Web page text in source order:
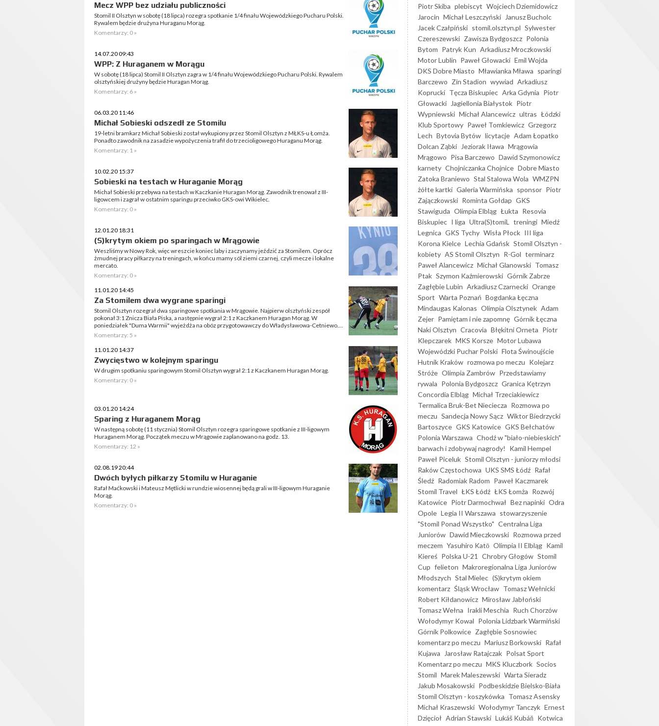
Mecz WPP bez udziału publiczności
Stomil II Olsztyn w sobotę (18 lipca) rozegra spotkanie 1/4 finału Wojewódzkiego Pucharu Polski.
Rywalem będzie drużyna Huraganu Morąg.
Komentarzy: 0 »
14.07.20 09:43
WPP: Z Huraganem w Morągu
W sobotę (18 lipca) Stomil II Olsztyn zagra w 1/4 finału Wojewódzkiego Pucharu Polski. Rywalem
olsztyńskiej drużyny będzie Huragan Morąg.
Komentarzy: 6 »
06.03.20 11:46
Michał Sobieski odszedł ze Stomilu
19-letni bramkarz Michał Sobieski został wykupiony przez Stomil Olsztyn z MŁKS-u Łomża.
Ponadto zawodnik na zasadzie wypożyczenia trafił do trzecioligowego Huraganu Morąg.
Komentarzy: 1 »
10.02.20 15:37
Sobieski na testach w Huraganie Morąg
Michał Sobieski przebywa na testach w Kaczkanie Huragan Morąg. Zawodnik trenował z III-
ligowcem i zagrał w ostatnim sparingu przeciwko GKS-owi Wikielec.
Komentarzy: 0 »
12.01.20 18:31
(S)krytym okiem po sparingach w Mrągowie
Weszliśmy w Nowy Rok, więc wreszcie koniec laby i zaczynamy jeździć za Stomilem. Oprócz
żmudnej pracy piłkarzy na treningach, w końcu mamy sól ziemi czarnej, czyli mecze i lokalne
mercato.
Komentarzy: 0 »
11.01.20 14:45
Za Stomilem dwa wygrane sparingi
Stomil Olsztyn rozegrał dwa sparingowe spotkania w Mrągowie. Najpierw olsztyński zespół
pokonał 3:1 Znicza Biała Piska, a następnie wygrał 2:1 z Kaczkanem Huragan Morąg. W
poniedziałek "Duma Warmii" wyjeżdża na obóz przygotowawczy do Władysławowa-Cetniewo....
Komentarzy: 5 »
11.01.20 14:37
Zwycięstwo w kolejnym sparingu
W drugim spotkaniu sparingowym Stomil Olsztyn wygrał 2:1 z Kaczkanem Huragan Morąg.
Komentarzy: 0 »
03.01.20 14:24
Sparing z Huraganem Morąg
W następną sobotę (11 stycznia) Stomil Olsztyn rozegra sparingowe spotkanie z III-ligowym
Huraganem Morąg. Początek meczu w Mrągowie zaplanowano na godz. 13.
Komentarzy: 12 »
02.08.19 20:44
Dwóch byłych piłkarzy Stomilu w Huraganie
Rafał Maćkowski i Mateusz Mętlicki w rundzie wiosennej będą grali w III-ligowym Huraganie
Morąg.
Komentarzy: 0 »
Piotr Skiba plebiscyt Wojciech Dziemidowicz
Jarocin Michał Leszczyński
Janusz Bucholc
Jacek Czałpiński stomil.olsztyn.pl Sylwester
Czereszewski Zawisza Bydgoszcz Polonia
Bytom Patryk Kun Arkadiusz Mroczkowski
Motor Lublin Paweł Głowacki Emil Wojda
DKS Dobre Miasto Mławianka Mława sparingi
Barczewo Zin Stadion wywiad Arkadiusz
Koprucki Tęcza Biskupiec Arka Gdynia Piotr
Głowacki
Jagiellonia Białystok Piotr
Wypniewski Michał Alancewicz ultras Łódzki
Klub Sportowy Paweł Tomkiewicz Grzegorz
Lech Bytovia Bytów licytacje Adam Łopatko
Dolcan Ząbki
Jeziorak Iława Mrągowia
Mrągowo Pisa Barczewo Dawid Szymonowicz
karnety Chojniczanka Chojnice Dobre Miasto
Zatoka Braniewo Stal Stalowa Wola WMZPN
żółte kartki Galeria Warmińska sponsor Piotr
Zajączkowski Rominta Gołdap GKS
Stawiguda Olimpia Elbląg Łukta Resovia
Biskupiec I liga Ultra(S)tomiL treningi Miedź
Legnica GKS Tychy Wisła Płock III liga
Korona Kielce Lechia Gdańsk Stomil Olsztyn -
kobiety AS Stomil Olsztyn R-Gol terminarz
Paweł Alancewicz Michał Glanowski Tomasz
Ptak Szymon Kaźmierowski Górnik Zabrze
Zagłębie Lubin Arkadiusz Czarnecki Orange
Sport Warta Poznań Bogdanka Łęczna
Mindaugas Kalonas Olimpia Olsztynek Adam
Zejer Pamiętam i nie zapomnę Górnik Łęczna
Naki Olsztyn Cracovia Błękitni Orneta Piotr
Klepczarek MKS Korsze Motor Lubawa
Wojewódzki Puchar Polski Flota Świnoujście
Hutnik Kraków rozmowa po meczu Kolejarz
Stróże Olimpia Zambrów Przedstawiamy
rywala Polonia Bydgoszcz Granica Kętrzyn
Concordia Elbląg Michał Trzeciakiewicz
Termalica Bruk-Bet Nieciecza Rozmowa po
meczu Sandecja Nowy Sącz Wiktor Biedrzycki
Bartoszyce GKS Katowice GKS Bełchatów
Polonia Warszawa Chodź w "biało-niebieskich"
barwach i zdobywaj nagrody!
Kamil Hempel
Paweł Piceluk Stomil Olsztyn - juniorzy młodsi
Raków Częstochowa UKS SMS Łódź Rafał
Śledź Radomiak Radom Paweł Kaczmarek
Stomil Travel ŁKS Łódź ŁKS Łomża Rozwój
Katowice Piotr Darmochwał Bez napinki Odra
Opole Legia II Warszawa stowarzyszenie
"Stomil Ponad Wszystko" Centralna Liga
Juniorów Dawid Mieczkowski Rozmowa przed
meczem Yasuhiro Katō Olimpia II Elbląg Kamil
Kiereś Polska U-21 Chrobry Głogów Stomil
Cup felieton Makroregionalna Liga Juniorów
Młodszych Stal Mielec (S)krytym okiem
komentarz Śląsk Wrocław Tomasz Wełnicki
Robert Kiłdanowicz Mirosław Jabłoński
Tomasz Wełna Irakli Meschia Ruch Chorzów
Wołodymyr Kowal Polonia Lidzbark Warmiński
Górnik Polkowice Zagłębie Sosnowiec
komentarz po meczu Mariusz Borkowski Rafał
Kujawa
Jarosław Ratajczak Polsat Sport
Komentarz po meczu MKS Kluczbork Socios
Stomil Marek Maleszewski Warta Sieradz
Jakub Mosakowski Podbeskidzie Bielsko-Biała
Stomil Olsztyn - koszykówka Tomasz Asensky
Michał Kraszewski Wołodymyr Tanczyk Ernest
Dzięcioł Adrian Stawski Lukáš Kubáň Kotwica